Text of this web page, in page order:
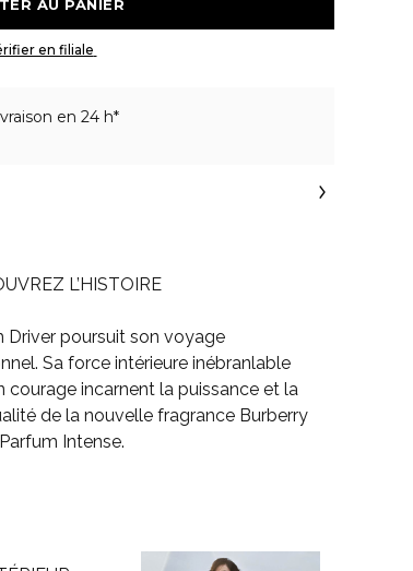
en 24 h*
L’HISTOIRE
Driver poursuit son voyage
Sa force intérieure inébranlable
courage incarnent la puissance et la
de la nouvelle fragrance Burberry
Intense.